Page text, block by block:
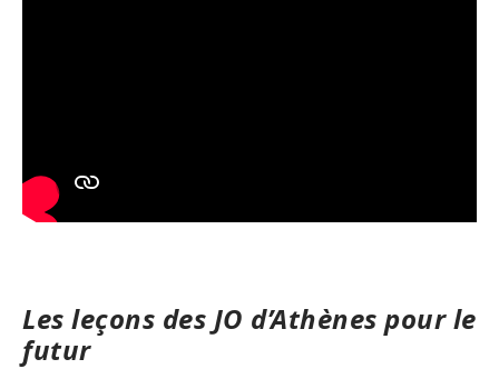
Les leçons des JO d’Athènes pour le
futur